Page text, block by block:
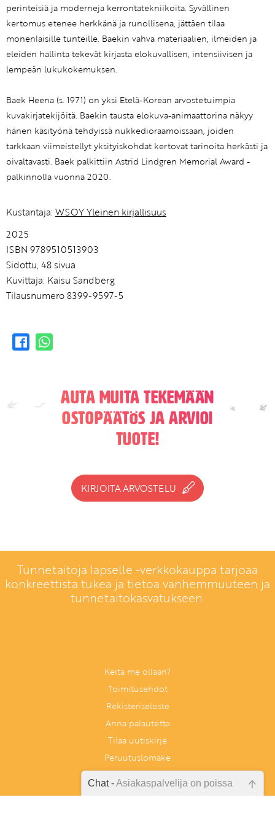
perinteisiä ja moderneja kerrontatekniikoita. Syvällinen
kertomus etenee herkkänä ja runollisena, jättäen tilaa
monenlaisille tunteille. Baekin vahva materiaalien, ilmeiden ja
eleiden hallinta tekevät kirjasta elokuvallisen, intensiivisen ja
lempeän lukukokemuksen.
Baek Heena (s. 1971) on yksi Etelä-Korean arvostetuimpia
kuvakirjatekijöitä. Baekin tausta elokuva-animaattorina näkyy
hänen käsityönä tehdyissä nukkedioraamoissaan, joiden
tarkkaan viimeistellyt yksityiskohdat kertovat tarinoita herkästi ja
oivaltavasti. Baek palkittiin Astrid Lindgren Memorial Award -
palkinnolla vuonna 2020.
Kustantaja: WSOY Yleinen kirjallisuus
2025
ISBN 9789510513903
Sidottu, 48 sivua
Kuvittaja: Kaisu Sandberg
Tilausnumero 8399-9597-5
Auta muita tekemään
ostopäätös ja arvioi
tuote!
KIRJOITA ARVOSTELU
Tunnetaitoja lapselle -verkkokauppa tarjoaa
konkreettista tukea ja tietoa vanhemmuuteen ja
tunnetaitokasvatukseen.
Keitä me ollaan?
Toimitusehdot
Rekisteriseloste
Anna palautetta
Tilaa uutiskirje
Peruutuslomake
Chat -Asiakaspalvelija on poissa